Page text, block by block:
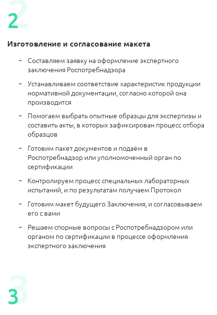
Изготовление и согласование макета
Составляем заявку на оформление экспертного
заключения Роспотребнадзора
Устанавливаем соответствие характеристик продукции
нормативной документации, согласно которой она
производится
Помогаем выбрать опытные образцы для экспертизы и
составить акты, в которых зафиксирован процесс отбора
образцов
Готовим пакет документов и подаём в
Роспотребнадзор или уполномоченный орган по
сертификации
Контролируем процесс специальных лабораторных
испытаний, и по результатам получаем Протокол
Готовим макет будущего Заключения, и согласовываем
его с вами
Решаем спорные вопросы с Роспотребнадзором или
органом по сертификации в процессе оформления
экспертного заключения